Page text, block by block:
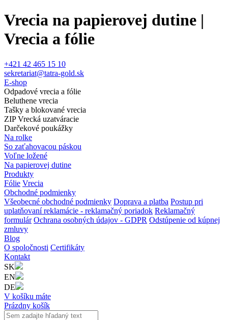
Vrecia na papierovej dutine |
Vrecia a fólie
+421 42 465 15 10
sekretariat@tatra-gold.sk
E-shop
Odpadové vrecia a fólie
Beluthene vrecia
Tašky a blokované vrecia
ZIP Vrecká uzatváracie
Darčekové poukážky
Na rolke
So zaťahovacou páskou
Voľne ložené
Na papierovej dutine
Produkty
Fólie Vrecia
Obchodné podmienky
Všeobecné obchodné podmienky Doprava a platba Postup pri
uplatňovaní reklamácie - reklamačný poriadok Reklamačný
formulár Ochrana osobných údajov - GDPR Odstúpenie od kúpnej
zmluvy
Blog
O spoločnosti Certifikáty
Kontakt
SK
EN
DE
V košíku máte
Prázdny košík